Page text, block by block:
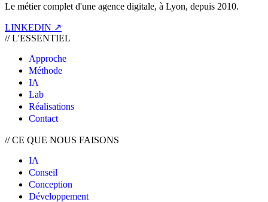
Le métier complet d'une agence digitale, à Lyon, depuis 2010.
LINKEDIN ↗
//L'ESSENTIEL
Approche
Méthode
IA
Lab
Réalisations
Contact
//CE QUE NOUS FAISONS
IA
Conseil
Conception
Développement